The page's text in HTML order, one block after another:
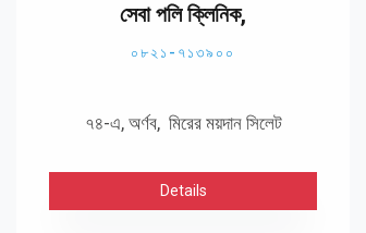
সেবা পলি ক্লিনিক,
০৮২১-৭১৩৯০০
৭৪-এ, অর্ণব, মিরের ময়দান সিলেট
Details